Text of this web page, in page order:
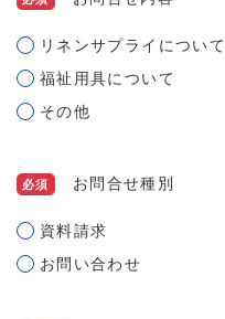
リネンサプライについて
福祉用具について
その他
必須 お問合せ種別
資料請求
お問い合わせ